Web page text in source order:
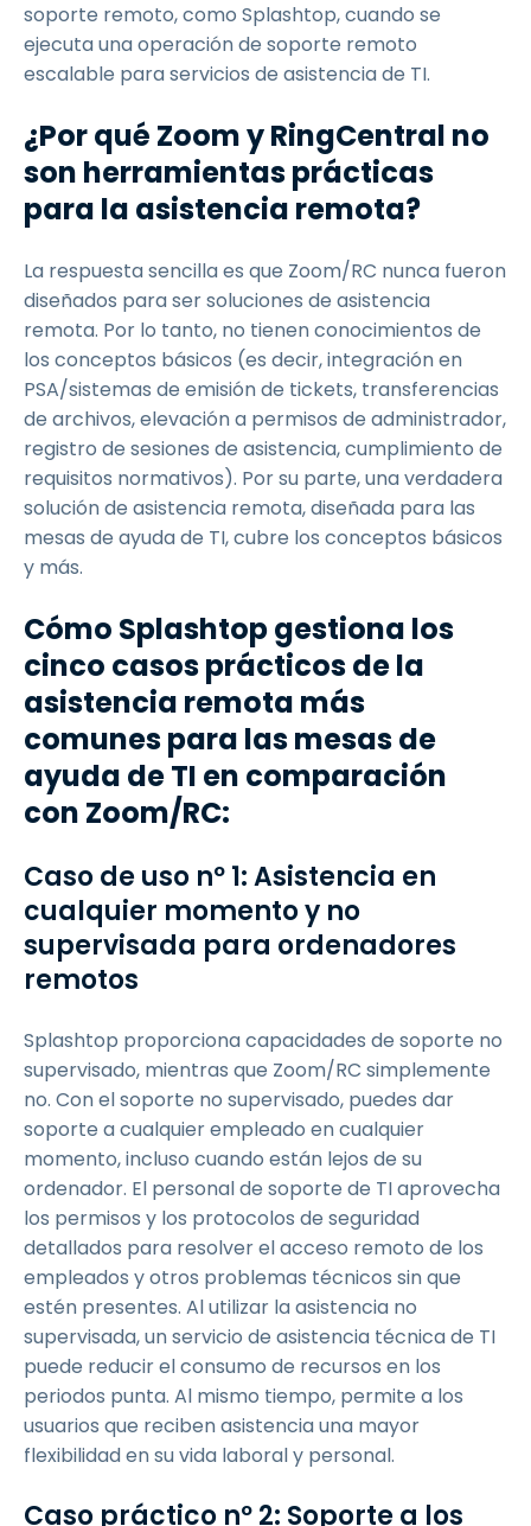
soporte remoto, como Splashtop, cuando se
ejecuta una operación de soporte remoto
escalable para servicios de asistencia de TI.
¿Por qué Zoom y RingCentral no
son herramientas prácticas
para la asistencia remota?
La respuesta sencilla es que Zoom/RC nunca fueron
diseñados para ser soluciones de asistencia
remota. Por lo tanto, no tienen conocimientos de
los conceptos básicos (es decir, integración en
PSA/sistemas de emisión de tickets, transferencias
de archivos, elevación a permisos de administrador,
registro de sesiones de asistencia, cumplimiento de
requisitos normativos). Por su parte, una verdadera
solución de asistencia remota, diseñada para las
mesas de ayuda de TI, cubre los conceptos básicos
y más.
Cómo Splashtop gestiona los
cinco casos prácticos de la
asistencia remota más
comunes para las mesas de
ayuda de TI en comparación
con Zoom/RC:
Caso de uso nº 1: Asistencia en
cualquier momento y no
supervisada para ordenadores
remotos
Splashtop proporciona capacidades de soporte no
supervisado, mientras que Zoom/RC simplemente
no. Con el soporte no supervisado, puedes dar
soporte a cualquier empleado en cualquier
momento, incluso cuando están lejos de su
ordenador. El personal de soporte de TI aprovecha
los permisos y los protocolos de seguridad
detallados para resolver el acceso remoto de los
empleados y otros problemas técnicos sin que
estén presentes. Al utilizar la asistencia no
supervisada, un servicio de asistencia técnica de TI
puede reducir el consumo de recursos en los
periodos punta. Al mismo tiempo, permite a los
usuarios que reciben asistencia una mayor
flexibilidad en su vida laboral y personal.
Caso práctico nº 2: Soporte a los